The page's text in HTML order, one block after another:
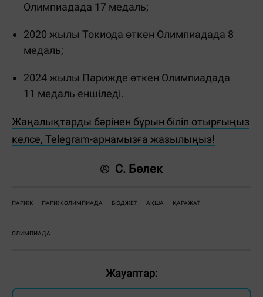
Олимпиадада 17 медаль;
2020 жылы Токиода өткен Олимпиадада 8
медаль;
2024 жылы Парижде өткен Олимпиадада
11 медаль еншіледі.
Жаңалықтарды бәрінен бұрын біліп отырғыңыз
келсе, Telegram-арнамызға жазылыңыз!
С. Бөлек
ПАРИЖ ПАРИЖ ОЛИМПИАДА БЮДЖЕТ АҚША ҚАРАЖАТ
ОЛИМПИАДА
Жауаптар: